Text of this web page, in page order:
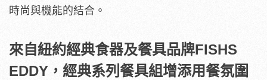
時尚與機能的結合。
來自紐約經典食器及餐具品牌FISHS
EDDY，經典系列餐具組增添用餐氛圍